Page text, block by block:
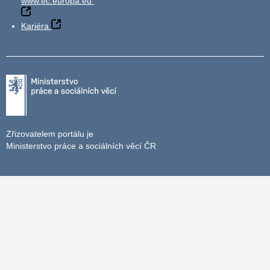
Kariéra
Zřizovatelem portálu je
Ministerstvo práce a sociálních věcí ČR